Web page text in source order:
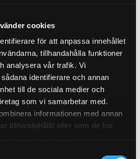
cookies
för att anpassa innehållet
tillhandahålla funktioner
analysera vår trafik. Vi
identifierare och annan
till de sociala medier och
som vi samarbetar med.
informationen med annan
tillhandahållit eller som de har
Pris exkl. 148.50
HYTTFILTER (Y)